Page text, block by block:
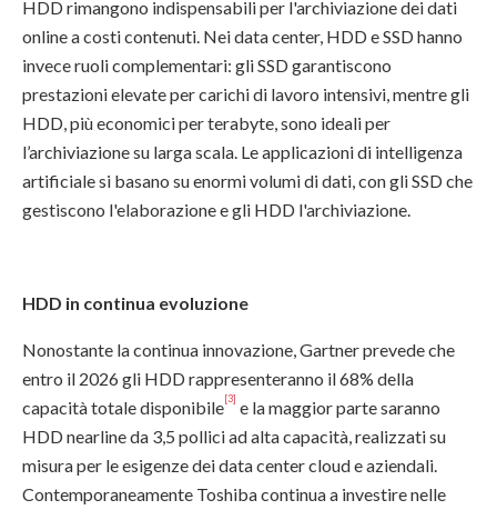
HDD rimangono indispensabili per l'archiviazione dei dati
online a costi contenuti. Nei data center, HDD e SSD hanno
invece ruoli complementari: gli SSD garantiscono
prestazioni elevate per carichi di lavoro intensivi, mentre gli
HDD, più economici per terabyte, sono ideali per
l’archiviazione su larga scala. Le applicazioni di intelligenza
artificiale si basano su enormi volumi di dati, con gli SSD che
gestiscono l'elaborazione e gli HDD l'archiviazione.
HDD in continua evoluzione
Nonostante la continua innovazione, Gartner prevede che
entro il 2026 gli HDD rappresenteranno il 68% della
capacità totale disponibile[3] e la maggior parte saranno
HDD nearline da 3,5 pollici ad alta capacità, realizzati su
misura per le esigenze dei data center cloud e aziendali.
Contemporaneamente Toshiba continua a investire nelle